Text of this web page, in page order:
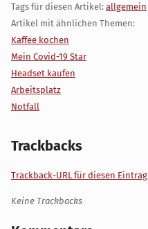
Tags für diesen Artikel: allgemein
Artikel mit ähnlichen Themen:
Kaffee kochen
Mein Covid-19 Star
Headset kaufen
Arbeitsplatz
Notfall
Trackbacks
Trackback-URL für diesen Eintrag
Keine Trackbacks